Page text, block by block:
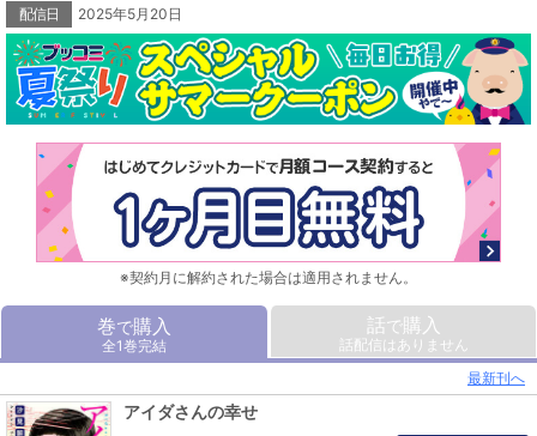
配信日
2025年5月20日
※契約月に解約された場合は適用されません。
巻で購入
全1巻完結
話で購入
話配信はありません
最新刊へ
アイダさんの幸せ